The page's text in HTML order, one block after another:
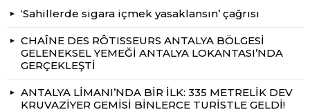
‘Sahillerde sigara içmek yasaklansın’ çağrısı
CHAÎNE DES RÔTISSEURS ANTALYA BÖLGESİ
GELENEKSEL YEMEĞİ ANTALYA LOKANTASI’NDA
GERÇEKLEŞTİ
ANTALYA LİMANI’NDA BİR İLK: 335 METRELİK DEV
KRUVAZİYER GEMİSİ BİNLERCE TURİSTLE GELDİ!